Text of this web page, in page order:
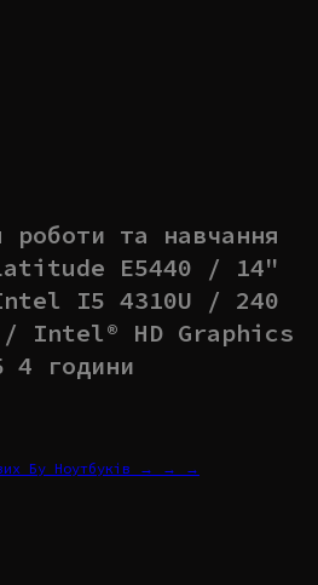
роботи та навчання
E5440 / 14"
I5 4310U / 240
/ Intel® HD Graphics
4 години
Бу Ноутбуків → → →